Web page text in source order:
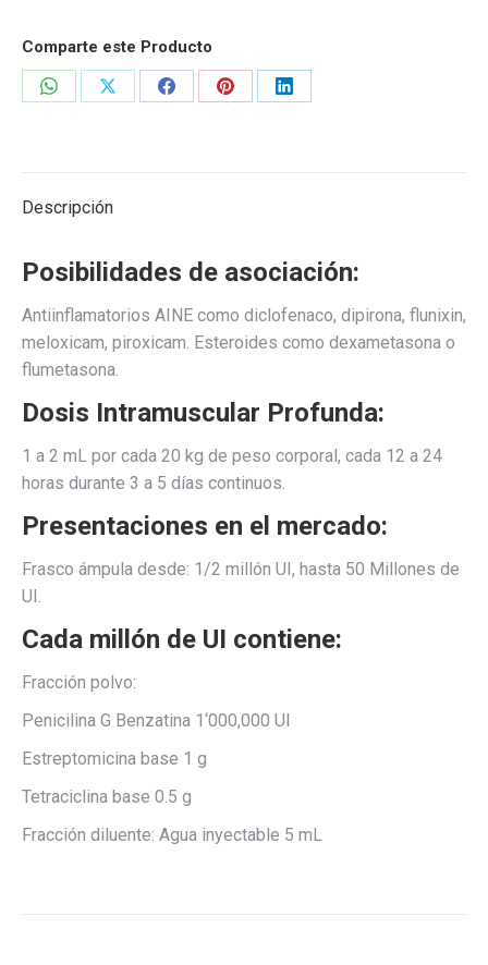
Comparte este Producto
Share
Share
Share
Share
Share
Descripción
Posibilidades de asociación:
Antiinflamatorios AINE como diclofenaco, dipirona, flunixin,
meloxicam, piroxicam. Esteroides como dexametasona o
flumetasona.
Dosis Intramuscular Profunda:
1 a 2 mL por cada 20 kg de peso corporal, cada 12 a 24
horas durante 3 a 5 días continuos.
Presentaciones en el mercado:
Frasco ámpula desde: 1/2 millón UI, hasta 50 Millones de
UI.
Cada millón de UI contiene:
Fracción polvo:
Penicilina G Benzatina 1‘000,000 UI
Estreptomicina base 1 g
Tetraciclina base 0.5 g
Fracción diluente: Agua inyectable 5 mL